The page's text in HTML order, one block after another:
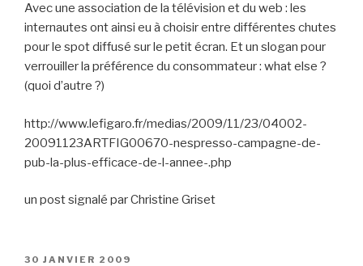
Avec une association de la télévision et du web : les
internautes ont ainsi eu à choisir entre différentes chutes
pour le spot diffusé sur le petit écran. Et un slogan pour
verrouiller la préférence du consommateur : what else ?
(quoi d’autre ?)
http://www.lefigaro.fr/medias/2009/11/23/04002-
20091123ARTFIG00670-nespresso-campagne-de-
pub-la-plus-efficace-de-l-annee-.php
un post signalé par Christine Griset
PUBLIÉ
30 JANVIER 2009